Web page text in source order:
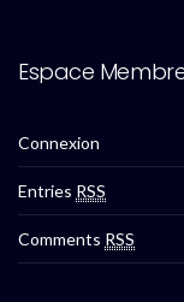
Espace
Connexion
Entries RSS
Comments RSS